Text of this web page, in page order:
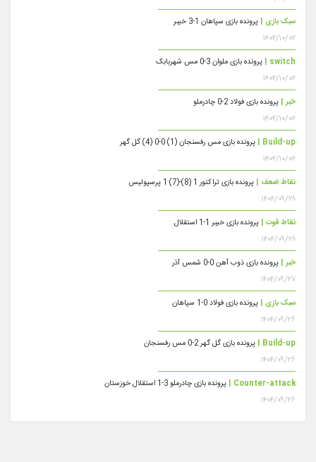
سبک بازی | پرونده بازی سپاهان 1-3 خیبر
۱۴۰۴/۱۰/۰۲
switch | پرونده بازی ملوان 3-0 مس شهربابک
۱۴۰۴/۱۰/۰۲
خبر | پرونده بازی فولاد 2-0 چادرملو
۱۴۰۴/۱۰/۰۲
Build-up | پرونده بازی مس رفسنجان (1) 0-0 (4) گل گهر
۱۴۰۴/۱۰/۰۲
نقاط ضعف | پرونده بازی تراکتور 1 (8)-(7) 1 پرسپولیس
۱۴۰۴/۰۹/۲۸
نقاط قوت | پرونده بازی خیبر 1-1 استقلال
۱۴۰۴/۰۹/۲۸
خبر | پرونده بازی ذوب آهن 0-0 شمس آذر
۱۴۰۴/۰۹/۲۷
سبک بازی | پرونده بازی فولاد 0-1 سپاهان
۱۴۰۴/۰۹/۲۶
Build-up | پرونده بازی گل گهر 2-0 مس رفسنجان
۱۴۰۴/۰۹/۲۶
Counter-attack | پرونده بازی چادرملو 3-1 استقلال خوزستان
۱۴۰۴/۰۹/۲۶